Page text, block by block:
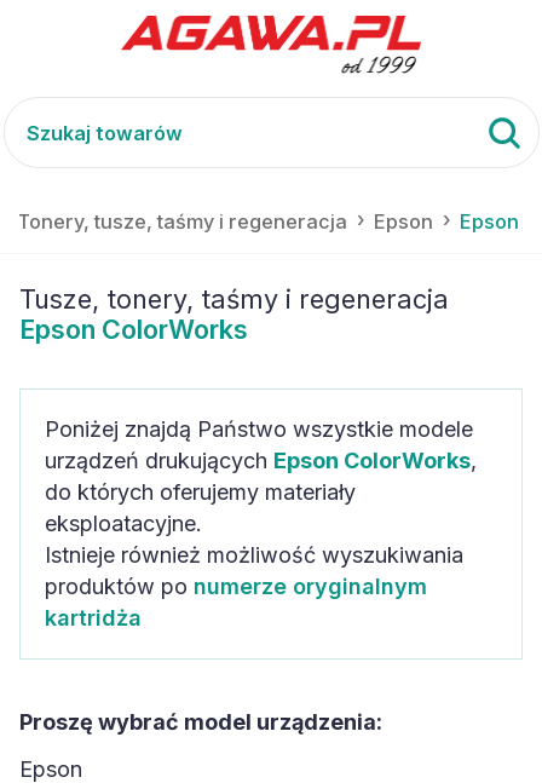
Tonery, tusze, taśmy i regeneracja Epson Epson
Tusze, tonery, taśmy i regeneracja
Epson ColorWorks
Poniżej znajdą Państwo wszystkie modele
urządzeń drukujących Epson ColorWorks,
do których oferujemy materiały
eksploatacyjne.
Istnieje również możliwość wyszukiwania
produktów po numerze oryginalnym
kartridża
Proszę wybrać model urządzenia:
Epson